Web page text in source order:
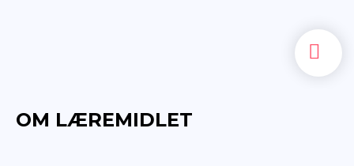
OM LÆREMIDLET